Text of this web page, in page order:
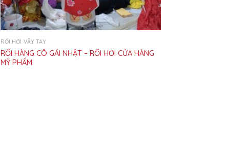
RỐI HƠI VẪY TAY
RỐI HÀNG CÔ GÁI NHẬT – RỐI HƠI CỬA HÀNG
MỸ PHẨM